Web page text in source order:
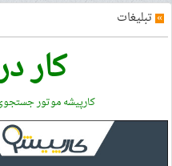
» تبلیغات
کار
کارپیشه موتور